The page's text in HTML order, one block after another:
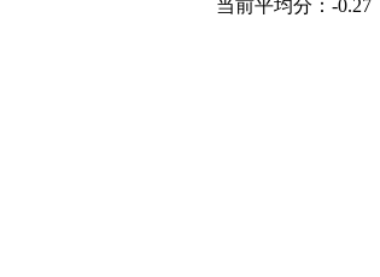
当前平均分： -0.27